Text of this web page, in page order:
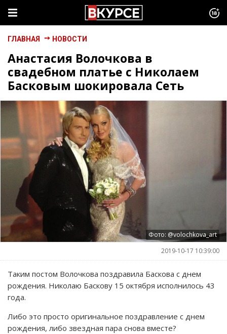
ГЛАВНАЯ НОВОСТИ
Анастасия Волочкова в
свадебном платье с Николаем
Басковым шокировала Сеть
Фото: @volochkova_art
2019-10-17 10:39:00
Таким постом Волочкова поздравила Баскова с днем
рождения. Николаю Баскову 15 октября исполнилось 43
года.
Либо это просто оригинальное поздравление с днем
рождения, либо звездная пара снова вместе?